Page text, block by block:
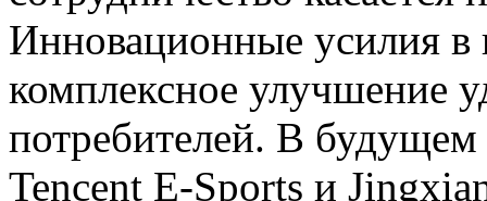
Инновационные усилия
комплексное улучшение
потребителей. В будущем
Tencent E-Sports и